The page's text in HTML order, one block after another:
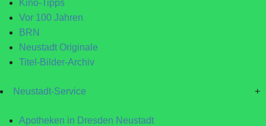
Kino-Tipps
Vor 100 Jahren
BRN
Neustadt Originale
Titel-Bilder-Archiv
Neustadt-Service +
Apotheken in Dresden Neustadt